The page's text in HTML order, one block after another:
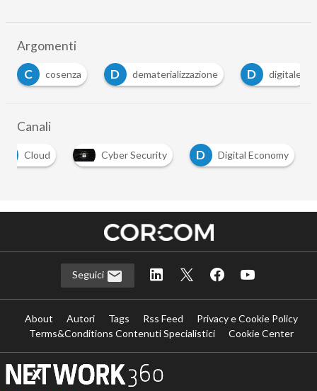
Argomenti
C
cosenza D dematerializzazione D digitale
Canali
Cloud Cyber Security D Digital Economy
Seguici
About Autori Tags Rss Feed
Privacy e Cookie Policy
Terms&Conditions Contenuti Specialistici
Cookie Center